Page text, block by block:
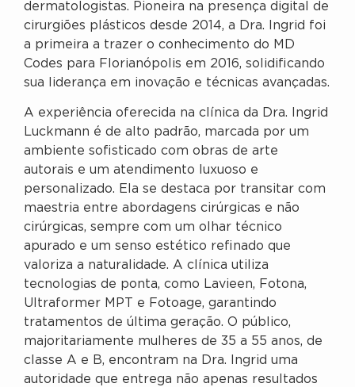
dermatologistas. Pioneira na presença digital de
cirurgiões plásticos desde 2014, a Dra. Ingrid foi
a primeira a trazer o conhecimento do MD
Codes para Florianópolis em 2016, solidificando
sua liderança em inovação e técnicas avançadas.
A experiência oferecida na clínica da Dra. Ingrid
Luckmann é de alto padrão, marcada por um
ambiente sofisticado com obras de arte
autorais e um atendimento luxuoso e
personalizado. Ela se destaca por transitar com
maestria entre abordagens cirúrgicas e não
cirúrgicas, sempre com um olhar técnico
apurado e um senso estético refinado que
valoriza a naturalidade. A clínica utiliza
tecnologias de ponta, como Lavieen, Fotona,
Ultraformer MPT e Fotoage, garantindo
tratamentos de última geração. O público,
majoritariamente mulheres de 35 a 55 anos, de
classe A e B, encontram na Dra. Ingrid uma
autoridade que entrega não apenas resultados